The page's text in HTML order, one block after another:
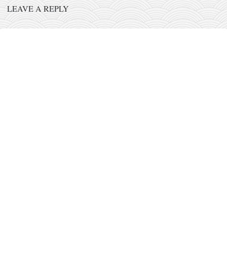
православље
забрањена историја
LEAVE A REPLY